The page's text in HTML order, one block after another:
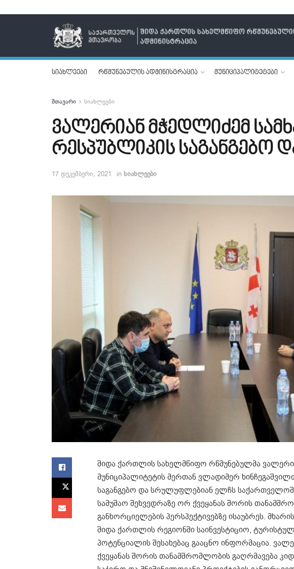
სიახლეები რწმუნებულის ადმინისტრაცია მუნიციპალიტეტები
მთავარი სიახლეები
ვალერიან მჭედლიძემ
რესპუბლიკის საგანგებო
17 დეკემბერი, 2021 in სიახლეები
შიდა ქართლის სახელმწიფო რწმუნებულმა
მუნიციპალიტეტის მერთან ვლადიმერ
საგანგებო და სრულუფლებიან ელჩს
სამუშაო შეხვედრაზე ორ ქვეყანას შორის
განხორციელების პერსპექტივებზე ისაუბრეს.
შიდა ქართლის რეგიონში საინვესტიციო,
პოტენციალის შესახებაც გააცნო ინფორმაცია.
ქვეყანას შორის თანამშრომლობის გაღრმავება